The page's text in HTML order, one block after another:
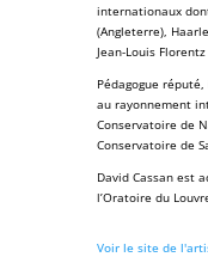
internationaux
(Angleterre),
Jean-Louis
Pédagogue
au rayonnement
Conservatoire de
Conservatoire de
David Cassan est
l’Oratoire du
Voir le site de